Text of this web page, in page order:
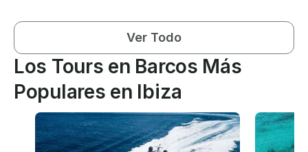
Ver Todo
Los Tours en Barcos Más
Populares en Ibiza